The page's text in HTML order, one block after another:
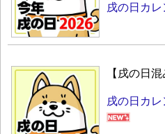
戌の日カ
【戌の日
戌の日カレ